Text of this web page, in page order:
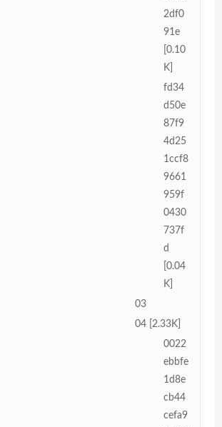
2df0
91e
[0.10
K]
fd34
d50e
87f9
4d25
1ccf8
9661
959f
0430
737f
d
[0.04
K]
03
04 [2.33K]
0022
ebbfe
1d8e
cb44
cefa9